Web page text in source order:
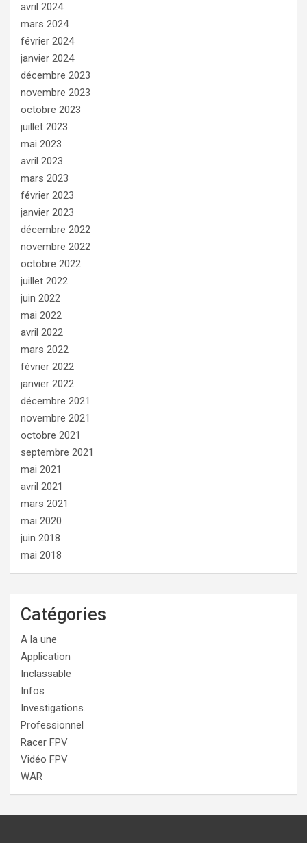
avril 2024
mars 2024
février 2024
janvier 2024
décembre 2023
novembre 2023
octobre 2023
juillet 2023
mai 2023
avril 2023
mars 2023
février 2023
janvier 2023
décembre 2022
novembre 2022
octobre 2022
juillet 2022
juin 2022
mai 2022
avril 2022
mars 2022
février 2022
janvier 2022
décembre 2021
novembre 2021
octobre 2021
septembre 2021
mai 2021
avril 2021
mars 2021
mai 2020
juin 2018
mai 2018
Catégories
A la une
Application
Inclassable
Infos
Investigations.
Professionnel
Racer FPV
Vidéo FPV
WAR